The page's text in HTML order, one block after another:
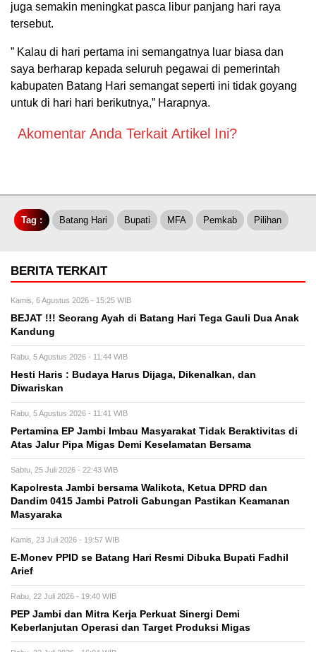
juga semakin meningkat pasca libur panjang hari raya
tersebut.
” Kalau di hari pertama ini semangatnya luar biasa dan
saya berharap kepada seluruh pegawai di pemerintah
kabupaten Batang Hari semangat seperti ini tidak goyang
untuk di hari hari berikutnya,” Harapnya.
Akomentar Anda Terkait Artikel Ini?
Tag : Batang Hari Bupati MFA Pemkab Pilihan
BERITA TERKAIT
Kamis, 6 Agustus 2026 - 15:25 WIB
BEJAT !!! Seorang Ayah di Batang Hari Tega Gauli Dua Anak
Kandung
Rabu, 5 Agustus 2026 - 11:44 WIB
Hesti Haris : Budaya Harus Dijaga, Dikenalkan, dan
Diwariskan
Rabu, 5 Agustus 2026 - 11:41 WIB
Pertamina EP Jambi Imbau Masyarakat Tidak Beraktivitas di
Atas Jalur Pipa Migas Demi Keselamatan Bersama
Sabtu, 25 Juli 2026 - 22:43 WIB
Kapolresta Jambi bersama Walikota, Ketua DPRD dan
Dandim 0415 Jambi Patroli Gabungan Pastikan Keamanan
Masyaraka
Kamis, 23 Juli 2026 - 19:57 WIB
E-Monev PPID se Batang Hari Resmi Dibuka Bupati Fadhil
Arief
Rabu, 22 Juli 2026 - 19:40 WIB
PEP Jambi dan Mitra Kerja Perkuat Sinergi Demi
Keberlanjutan Operasi dan Target Produksi Migas